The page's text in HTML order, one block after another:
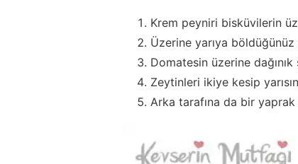
Krem peyniri bisküvilerin
Üzerine yarıya
Domatesin üzerine
Zeytinleri ikiye kesip
Arka tarafına da bir